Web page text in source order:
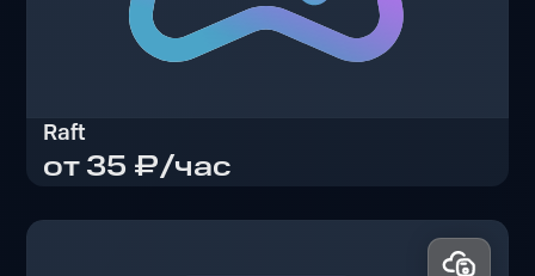
Raft
от 35 ₽/час